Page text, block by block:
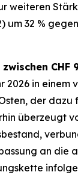
weiteren
um 32 %
CHF
2026 in
der
überzeugt
an